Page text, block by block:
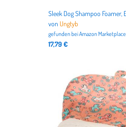
von Ungtyb
gefunden beiAmazon Marketplace
17,79 €